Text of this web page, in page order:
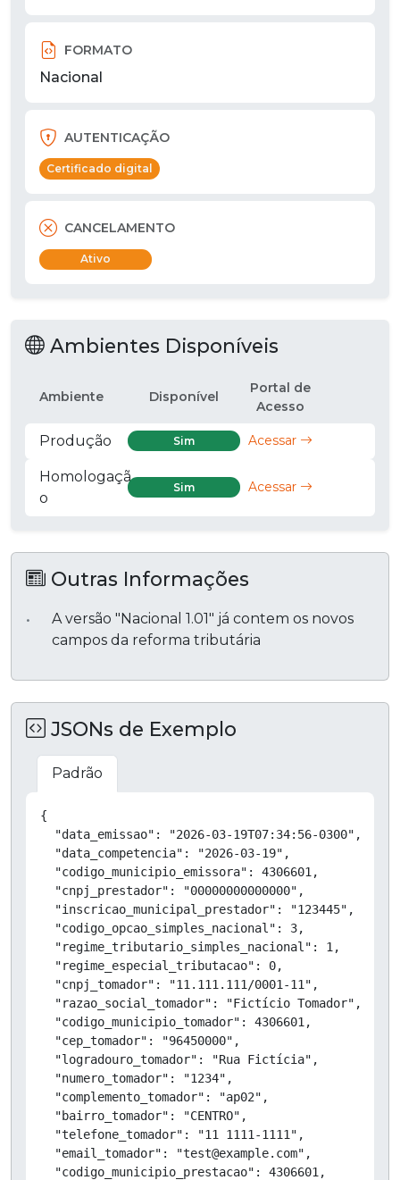
FORMATO
Nacional
AUTENTICAÇÃO
Certificado digital
CANCELAMENTO
Ativo
Ambientes Disponíveis
Ambiente Disponível
Portal de
Acesso
Produção Sim Acessar
Homologaçã
o
Sim Acessar
Outras Informações
A versão "Nacional 1.01" já contem os novos
campos da reforma tributária
JSONs de Exemplo
Padrão
{
  "data_emissao": "2026-03-19T07:34:56-0300",
  "data_competencia": "2026-03-19",
  "codigo_municipio_emissora": 4306601,
  "cnpj_prestador": "00000000000000",
  "inscricao_municipal_prestador": "123445",
  "codigo_opcao_simples_nacional": 3,
  "regime_tributario_simples_nacional": 1,
  "regime_especial_tributacao": 0,
  "cnpj_tomador": "11.111.111/0001-11",
  "razao_social_tomador": "Fictício Tomador",
  "codigo_municipio_tomador": 4306601,
  "cep_tomador": "96450000",
  "logradouro_tomador": "Rua Fictícia",
  "numero_tomador": "1234",
  "complemento_tomador": "ap02",
  "bairro_tomador": "CENTRO",
  "telefone_tomador": "11 1111-1111",
  "email_tomador": "test@example.com",
  "codigo_municipio_prestacao": 4306601,